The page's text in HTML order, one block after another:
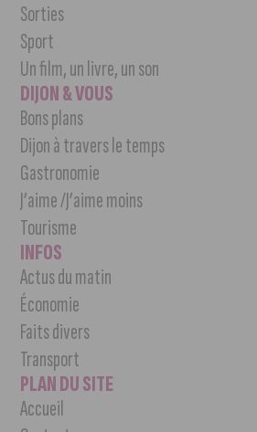
Sorties
Sport
Un film, un livre, un son
DIJON & VOUS
Bons plans
Dijon à travers le temps
Gastronomie
J’aime /J’aime moins
Tourisme
INFOS
Actus du matin
Économie
Faits divers
Transport
PLAN DU SITE
Accueil